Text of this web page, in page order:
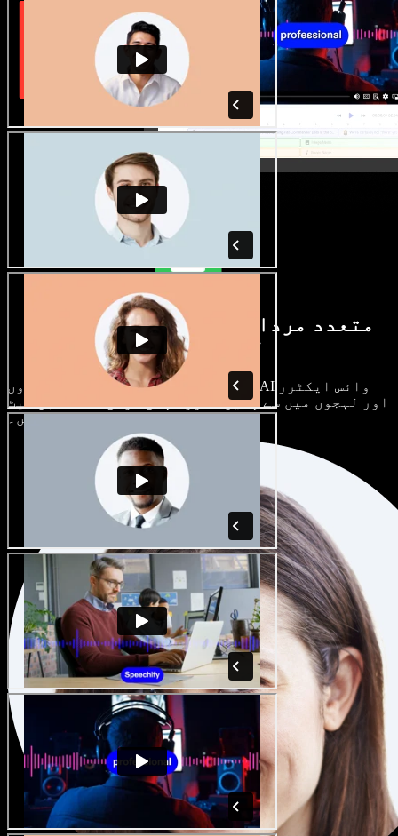
متعدد مردانہ و زنانہ آوازیں اور
لہجے دستیاب
ہر پروجیکٹ الگ ہوتا ہے۔ سینکڑوں AI وائس ایکٹرز
اور لہجوں میں سے چنیں، اور اپنی مرضی کے مطابق سیٹ
کریں۔